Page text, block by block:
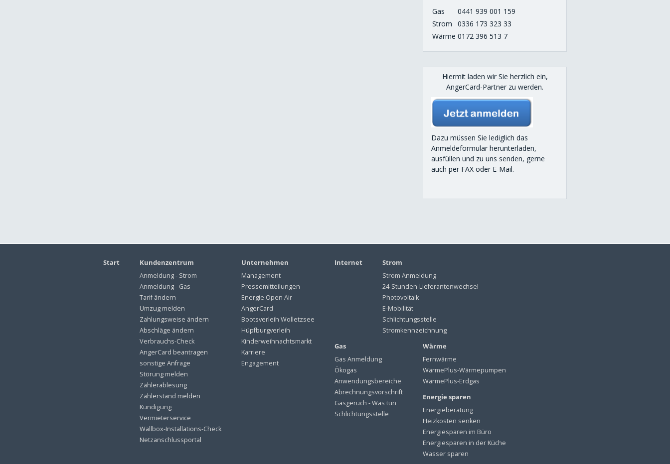
Gas
0441 939 001 159
Strom
0336 173 323 33
Wärme 0172 396 513 7
Hiermit laden wir Sie herzlich ein,
AngerCard-Partner zu werden.
Dazu müssen Sie lediglich das
Anmeldeformular herunterladen,
ausfüllen und zu uns senden, gerne
auch per FAX oder E-Mail.
Start
Kundenzentrum
Anmeldung - Strom
Anmeldung - Gas
Tarif ändern
Umzug melden
Zahlungsweise ändern
Abschläge ändern
Verbrauchs-Check
AngerCard beantragen
sonstige Anfrage
Störung melden
Zählerablesung
Zählerstand melden
Kündigung
Vermieterservice
Wallbox-Installations-Check
Netzanschlussportal
Unternehmen
Management
Pressemitteilungen
Energie Open Air
AngerCard
Bootsverleih Wolletzsee
Hüpfburgverleih
Kinderweihnachtsmarkt
Karriere
Engagement
Internet
Strom
Strom Anmeldung
24-Stunden-Lieferantenwechsel
Photovoltaik
E-Mobilität
Schlichtungsstelle
Stromkennzeichnung
Gas
Gas Anmeldung
Ökogas
Anwendungsbereiche
Abrechnungsvorschrift
Gasgeruch - Was tun
Schlichtungsstelle
Wärme
Fernwärme
WärmePlus-Wärmepumpen
WärmePlus-Erdgas
Energie sparen
Energieberatung
Heizkosten senken
Energiesparen im Büro
Energiesparen in der Küche
Wasser sparen